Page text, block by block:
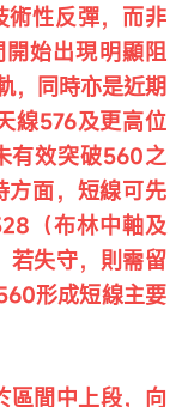
術性反彈，而非
始出現明顯阻
，同時亦是近期
線576及更高位
有效突破560之
方面，短線可先
（布林中軸及
若失守，則需留
形成短線主要